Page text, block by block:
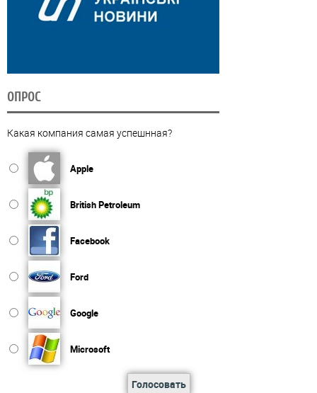
ОПРОС
Какая компания самая успешнная?
Apple
British Petroleum
Facebook
Ford
Google
Microsoft
Голосовать